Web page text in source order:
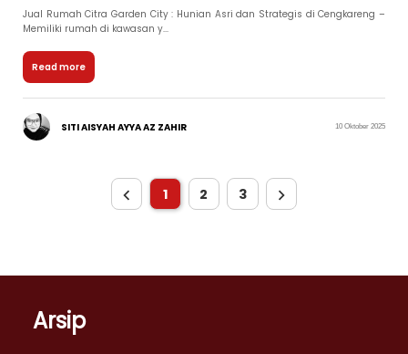
Jual Rumah Citra Garden City : Hunian Asri dan Strategis di Cengkareng –
Memiliki rumah di kawasan y...
Read more
SITI AISYAH AYYA AZ ZAHIR 10 Oktober 2025
1 2 3
Arsip